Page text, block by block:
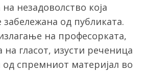
незадоволство која
од публиката.
на професорката,
на гласот, изусти реченица
од спремниот материјал во